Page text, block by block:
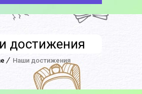
достижения
Наши достижения